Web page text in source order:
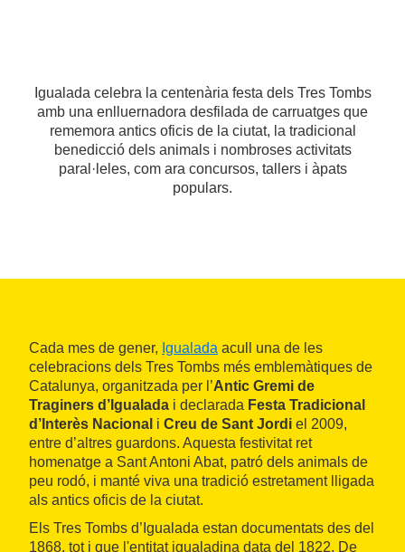
Igualada celebra la centenària festa dels Tres Tombs
amb una enlluernadora desfilada de carruatges que
rememora antics oficis de la ciutat, la tradicional
benedicció dels animals i nombroses activitats
paral·leles, com ara concursos, tallers i àpats
populars.
Cada mes de gener, Igualada acull una de les
celebracions dels Tres Tombs més emblemàtiques de
Catalunya, organitzada per l’Antic Gremi de
Traginers d’Igualada i declarada Festa Tradicional
d’Interès Nacional i Creu de Sant Jordi el 2009,
entre d’altres guardons. Aquesta festivitat ret
homenatge a Sant Antoni Abat, patró dels animals de
peu rodó, i manté viva una tradició estretament lligada
als antics oficis de la ciutat.
Els Tres Tombs d’Igualada estan documentats des del
1868, tot i que l'entitat igualadina data del 1822. De